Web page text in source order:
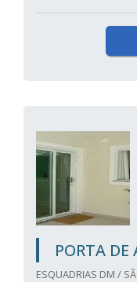
PORTA DE
ESQUADRIAS DM /